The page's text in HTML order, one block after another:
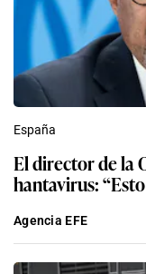
España
El director de la
hantavirus:
Agencia EFE